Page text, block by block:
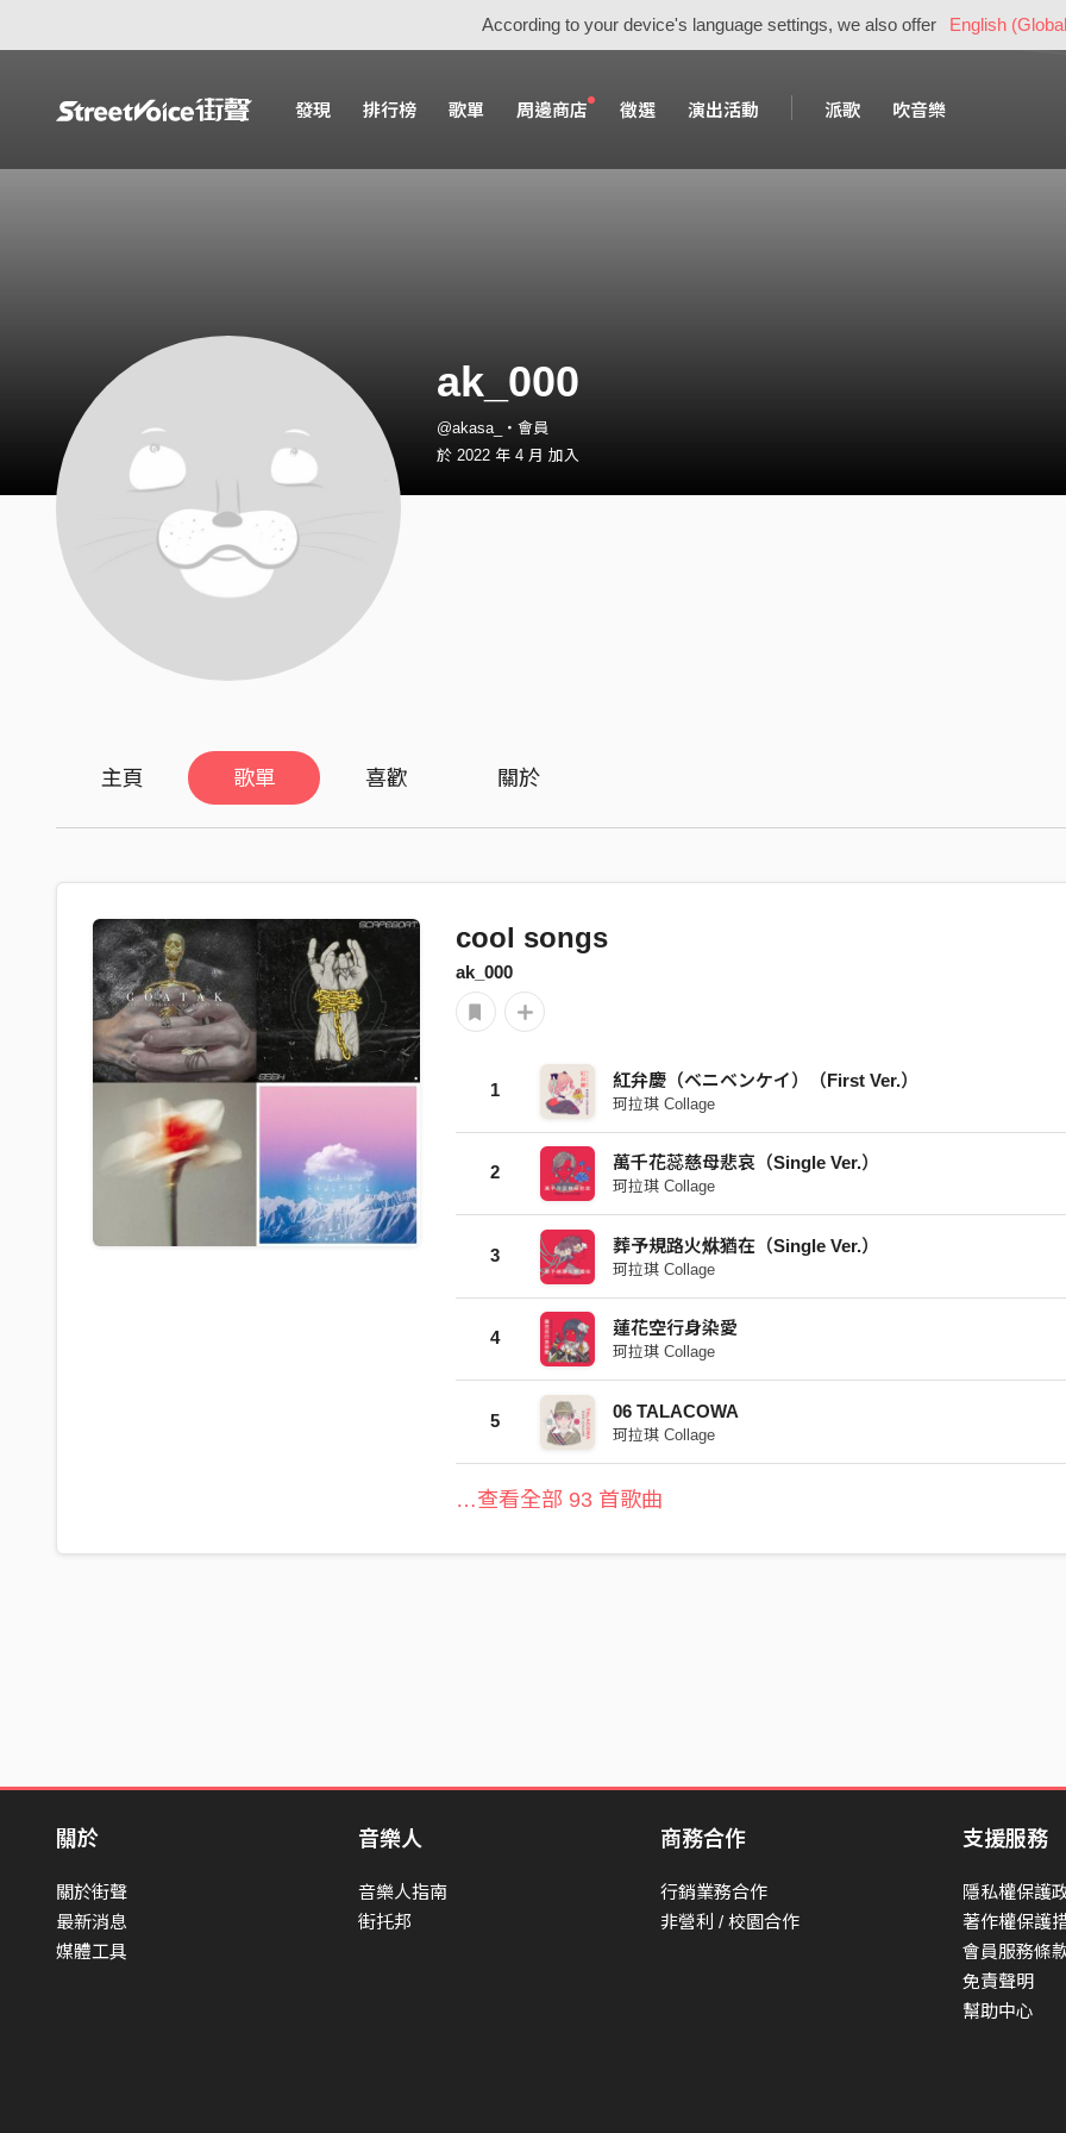
According to your device's language settings, we also offer English
發現 排行榜 歌單 周邊商店 徵選 演出活動 派歌 吹音樂
ak_000
@akasa_・會員
於 2022 年 4 月 加入
主頁 歌單 喜歡 關於
cool songs
ak_000
1 紅弁慶（ベニベンケイ）（First Ver.）
珂拉琪 Collage
2 萬千花蕊慈母悲哀（Single Ver.）
珂拉琪 Collage
3 葬予規路火烌猶在（Single Ver.）
珂拉琪 Collage
4 蓮花空行身染愛
珂拉琪 Collage
5 06 TALACOWA
珂拉琪 Collage
…查看全部 93 首歌曲
關於
關於街聲
最新消息
媒體工具
音樂人
音樂人指南
街托邦
商務合作
行銷業務合作
非營利 / 校園合作
支援服務
隱私權保護
著作權保護
會員服務條
免責聲明
幫助中心